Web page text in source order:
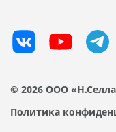
© 2026 ООО
Политика